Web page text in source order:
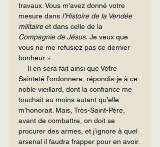
travaux. Vous m’avez donné votre
mesure dans l’Histoire de la Vendée
militaire et dans celle de la
Compagnie de Jésus. Je veux que
vous ne me refusiez pas ce dernier
bonheur ».
— Il en sera fait ainsi que Votre
Sainteté l’ordonnera, répondis-je à ce
noble vieillard, dont la confiance me
touchait au moins autant qu’elle
m’honorait. Mais, Très-Saint-Père,
avant de combattre, on doit se
procurer des armes, et j’ignore à quel
arsenal il faudra frapper pour en avoir.